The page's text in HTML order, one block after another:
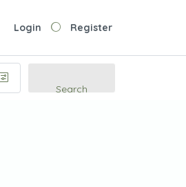
Login Register
Search